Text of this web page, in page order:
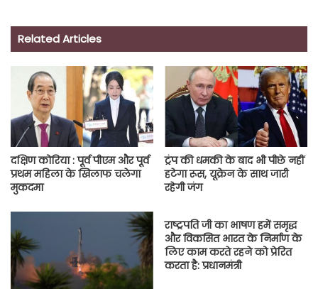
Related Articles
दक्षिण कोरिया : पूर्व पीएम और पूर्व
प्रथम महिला के खिलाफ चलेगा
मुकदमा
ट्रंप की धमकी के बाद भी पीछे नहीं
हटेगा रूस, यूक्रेन के साथ जारी
रहेगी जंग
राष्ट्रपति जी का भाषण हमें समृद्ध
और विकसित भारत के निर्माण के
लिए काम करते रहने को प्रेरित
करता है: प्रधानमंत्री